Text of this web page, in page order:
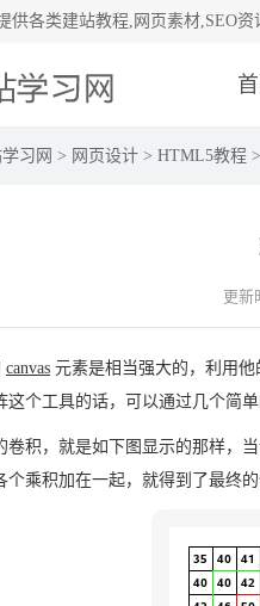
供各类建站教程,网页素材,SEO资
习网 > 网页设计 > HTML5教程 >
更新
canvas 元素是相当强大的，利用
这个工具的话，可以通过几个简单
卷积，就是如下图显示的那样，
个乘积加在一起，就得到了最终的